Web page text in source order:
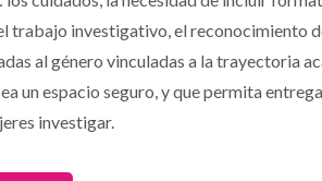
trabajo investigativo, el reconocimiento
al género vinculadas a la trayectoria
un espacio seguro, y que permita
investigar.